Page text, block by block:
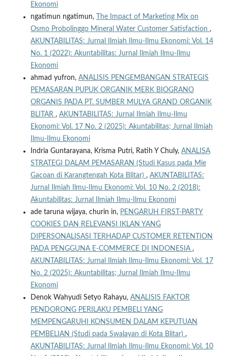
Ekonomi
ngatimun ngatimun,
The Impact of Marketing Mix on
Osmo Probolinggo Mineral Water Customer Satisfaction ,
AKUNTABILITAS: Jurnal Ilmiah Ilmu-Ilmu Ekonomi: Vol. 14
No. 1 (2022): Akuntabilitas: Jurnal Ilmiah Ilmu-Ilmu
Ekonomi
ahmad yufron, ANALISIS PENGEMBANGAN STRATEGIS
PEMASARAN PUPUK ORGANIK MERK BIOGRANO
ORGANIS PADA PT. SUMBER MULYA GRAND ORGANIK
BLITAR , AKUNTABILITAS: Jurnal Ilmiah Ilmu-Ilmu
Ekonomi: Vol. 17 No. 2 (2025): Akuntabilitas; Jurnal Ilmiah
Ilmu-Ilmu Ekonomi
Indria Guntarayana, Krisma Putri, Ratih Y Chuly, ANALISA
STRATEGI DALAM PEMASARAN (Studi Kasus pada Mie
Gacoan di Karangtengah Kota Blitar) , AKUNTABILITAS:
Jurnal Ilmiah Ilmu-Ilmu Ekonomi: Vol. 10 No. 2 (2018):
Akuntabilitas: Jurnal Ilmiah Ilmu-Ilmu Ekonomi
ade taruna wijaya, churin in, PENGARUH FIRST-PARTY
COOKIES DAN RELEVANSI IKLAN YANG
DIPERSONALISASI TERHADAP CUSTOMER RETENTION
PADA PENGGUNA E-COMMERCE DI INDONESIA ,
AKUNTABILITAS: Jurnal Ilmiah Ilmu-Ilmu Ekonomi: Vol. 17
No. 2 (2025): Akuntabilitas; Jurnal Ilmiah Ilmu-Ilmu
Ekonomi
Denok Wahyudi Setyo Rahayu, ANALISIS FAKTOR
PENDORONG PERILAKU PEMBELI YANG
MEMPENGARUHI KONSUMEN DALAM KEPUTUAN
PEMBELIAN (Studi pada Swalayan di Kota Blitar) ,
AKUNTABILITAS: Jurnal Ilmiah Ilmu-Ilmu Ekonomi: Vol. 10